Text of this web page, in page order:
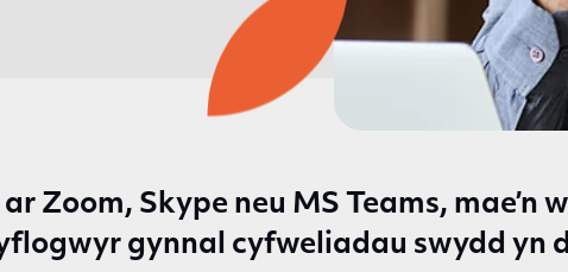
ar Zoom, Skype neu MS Teams, mae’n
gynnal cyfweliadau swydd yn